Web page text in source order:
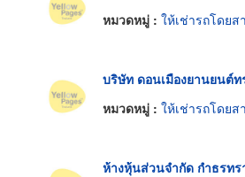
หมวดหมู่ : ให้เช่ารถโดยส
บริษัท ดอนเมืองยานยนต์
หมวดหมู่ : ให้เช่ารถโดยส
ห้างหุ้นส่วนจำกัด กำธรท